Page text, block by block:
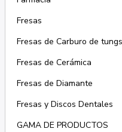
Fresas
Fresas de Carburo de
Fresas de Cerámica
Fresas de Diamante
Fresas y Discos Dentales
GAMA DE PRODUCTOS